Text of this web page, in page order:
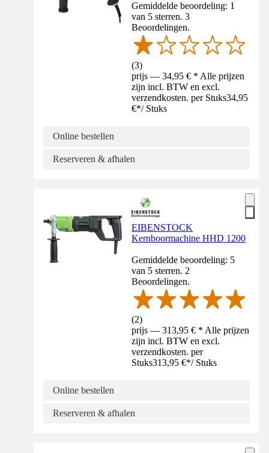
Gemiddelde beoordeling: 1
van 5 sterren. 3
Beoordelingen.
(3)
prijs — 34,95 € * Alle prijzen
zijn incl. BTW en excl.
verzendkosten. per Stuks34,95
€*/ Stuks
Online bestellen
Reserveren & afhalen
EIBENSTOCK
Kernboormachine HHD 1200
Gemiddelde beoordeling: 5
van 5 sterren. 2
Beoordelingen.
(2)
prijs — 313,95 € * Alle prijzen
zijn incl. BTW en excl.
verzendkosten. per
Stuks313,95 €*/ Stuks
Online bestellen
Reserveren & afhalen